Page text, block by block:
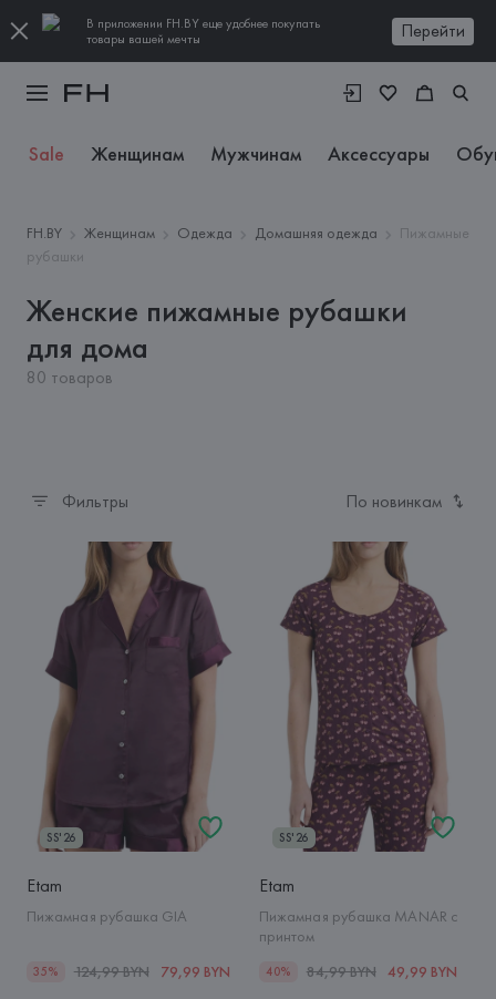
В приложении FH.BY еще удобнее покупать
товары вашей мечты
Перейти
Sale Женщинам Мужчинам Аксессуары
FH.BY Женщинам Одежда Домашняя одежда
Пижамные
рубашки
Женские пижамные рубашки
для дома
80 товаров
Фильтры По новинкам
SS'26
Etam
Пижамная рубашка GIA
35% 124,99 BYN 79,99 BYN
SS'26
Etam
Пижамная рубашка MANAR с
принтом
40% 84,99 BYN 49,99 BYN